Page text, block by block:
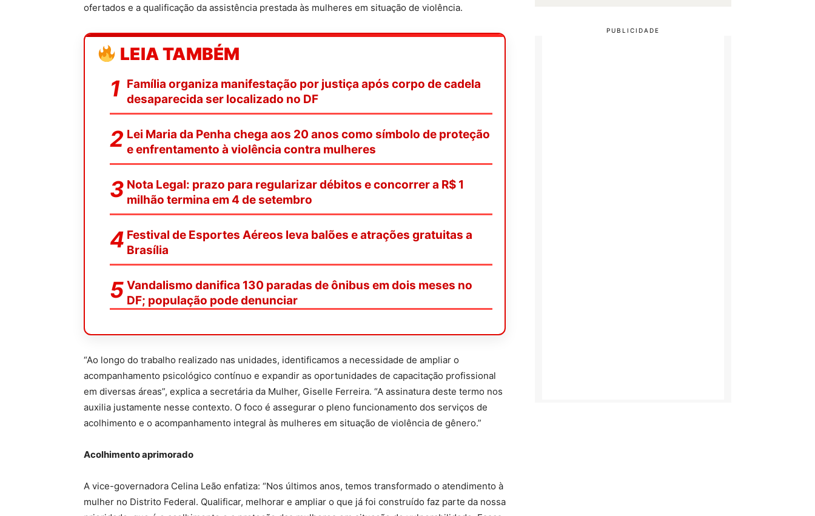
ofertados e a qualificação da assistência prestada às mulheres em situação de violência.
LEIA TAMBÉM
Família organiza manifestação por justiça após corpo de cadela
desaparecida ser localizado no DF
Lei Maria da Penha chega aos 20 anos como símbolo de proteção
e enfrentamento à violência contra mulheres
Nota Legal: prazo para regularizar débitos e concorrer a R$ 1
milhão termina em 4 de setembro
Festival de Esportes Aéreos leva balões e atrações gratuitas a
Brasília
Vandalismo danifica 130 paradas de ônibus em dois meses no
DF; população pode denunciar
“Ao longo do trabalho realizado nas unidades, identificamos a necessidade de ampliar o
acompanhamento psicológico contínuo e expandir as oportunidades de capacitação profissional
em diversas áreas”, explica a secretária da Mulher, Giselle Ferreira. “A assinatura deste termo nos
auxilia justamente nesse contexto. O foco é assegurar o pleno funcionamento dos serviços de
acolhimento e o acompanhamento integral às mulheres em situação de violência de gênero.”
Acolhimento aprimorado
A vice-governadora Celina Leão enfatiza: “Nos últimos anos, temos transformado o atendimento à
mulher no Distrito Federal. Qualificar, melhorar e ampliar o que já foi construído faz parte da nossa